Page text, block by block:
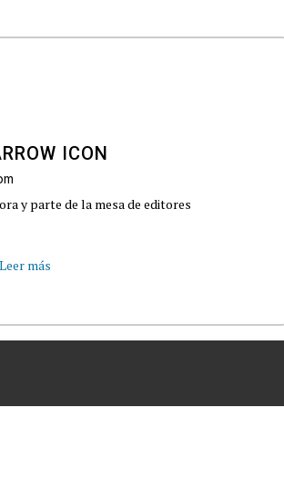
y parte de la mesa de editores
Leer más